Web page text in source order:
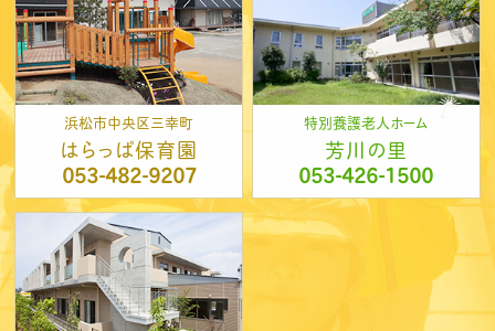
浜松市中央区三幸町
はらっぱ保育園
053-482-9207
特別養護老人ホーム
芳川の里
053-426-1500